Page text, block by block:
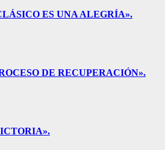
ES UNA ALEGRÍA».
DE RECUPERACIÓN».